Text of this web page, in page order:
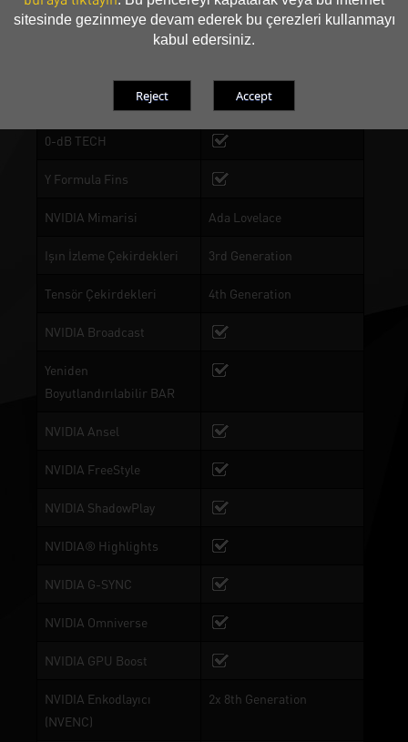
sitesinde gezinmeye devam ederek bu çerezleri kullanmayı
kabul edersiniz.
2 Rulman
0-dB TECH
Y Formula Fins
NVIDIA Mimarisi Ada Lovelace
Işın İzleme Çekirdekleri 3rd Generation
Tensör Çekirdekleri 4th Generation
NVIDIA Broadcast
Yeniden
Boyutlandırılabilir BAR
NVIDIA Ansel
NVIDIA FreeStyle
NVIDIA ShadowPlay
NVIDIA® Highlights
NVIDIA G-SYNC
NVIDIA Omniverse
NVIDIA GPU Boost
NVIDIA Enkodlayıcı
(NVENC)
2x 8th Generation